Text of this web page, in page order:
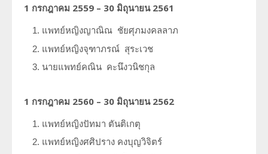
1 กรกฎาคม 2559 – 30 มิถุนายน 2561
แพทย์หญิงญาณิณ ชัยศุภมงคลลาภ
แพทย์หญิงจุฑาภรณ์ สุระเวช
นายแพทย์คณิน คะนึงวนิชกุล
1 กรกฎาคม 2560 – 30 มิถุนายน 2562
แพทย์หญิงปัทมา ตันติเกตุ
แพทย์หญิงศศิปราง คงบุญวิจิตร์